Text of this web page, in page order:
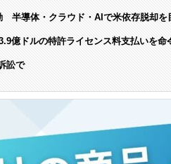
半導体・クラウド・AIで米依存脱却を
億ドルの特許ライセンス料支払いを命
訟で